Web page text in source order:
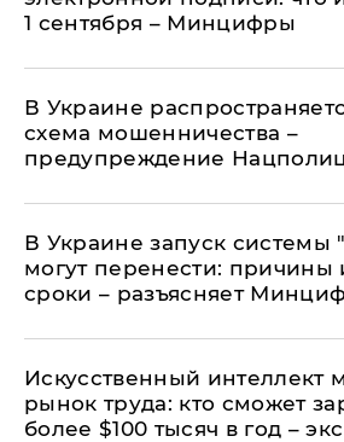
1 сентября – Минцифры
В Украине
схема мошенничества –
предупреждение
В Украине запуск системы
могут перенести: причины
сроки – разъясняет
Искусственный интеллект
рынок труда: кто сможет
более $100 тысяч в год –